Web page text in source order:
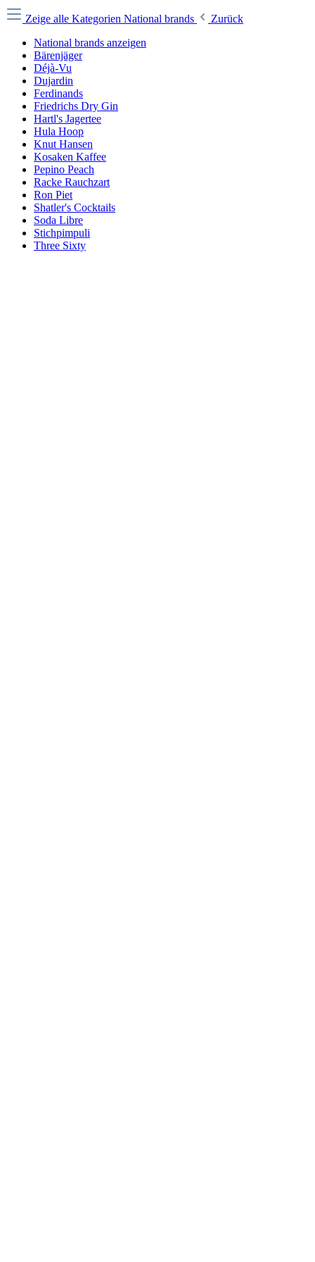
Zeige alle Kategorien National brands
Zurück
National brands anzeigen
Bärenjäger
Déjà-Vu
Dujardin
Ferdinands
Friedrichs Dry Gin
Hartl's Jagertee
Hula Hoop
Knut Hansen
Kosaken Kaffee
Pepino Peach
Racke Rauchzart
Ron Piet
Shatler's Cocktails
Soda Libre
Stichpimpuli
Three Sixty